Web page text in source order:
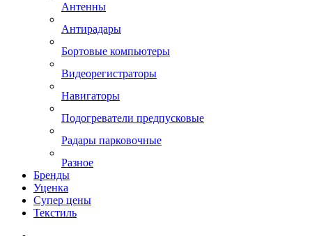
Антенны
Антирадары
Бортовые компьютеры
Видеорегистраторы
Навигаторы
Подогреватели предпусковые
Радары парковочные
Разное
Бренды
Уценка
Супер цены
Текстиль